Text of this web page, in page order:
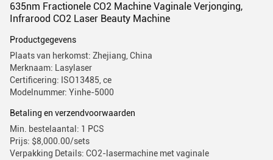
635nm Fractionele CO2 Machine Vaginale Verjonging,
Infrarood CO2 Laser Beauty Machine
Productgegevens
Plaats van herkomst: Zhejiang, China
Merknaam: Lasylaser
Certificering: ISO13485, ce
Modelnummer: Yinhe-5000
Betaling en verzendvoorwaarden
Min. bestelaantal: 1 PCS
Prijs: $8,000.00/sets
Verpakking Details: CO2-lasermachine met vaginale